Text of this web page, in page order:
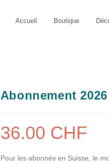
Accueil Boutique
Abonnement 2026
36.00 CHF
Pour les abonnés en Suisse, le